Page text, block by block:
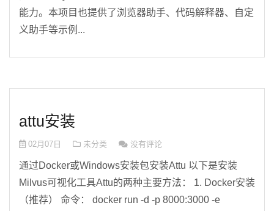
能力。本项目也提供了浏览器助手、代码解释器、自定
义助手等示例...
attu安装
02月07日 未分类 没有评论
通过Docker或Windows安装包安装Attu 以下是安装
Milvus可视化工具Attu的两种主要方法： 1. Docker安装
（推荐） ‌命令‌： docker run -d -p 8000:3000 -e